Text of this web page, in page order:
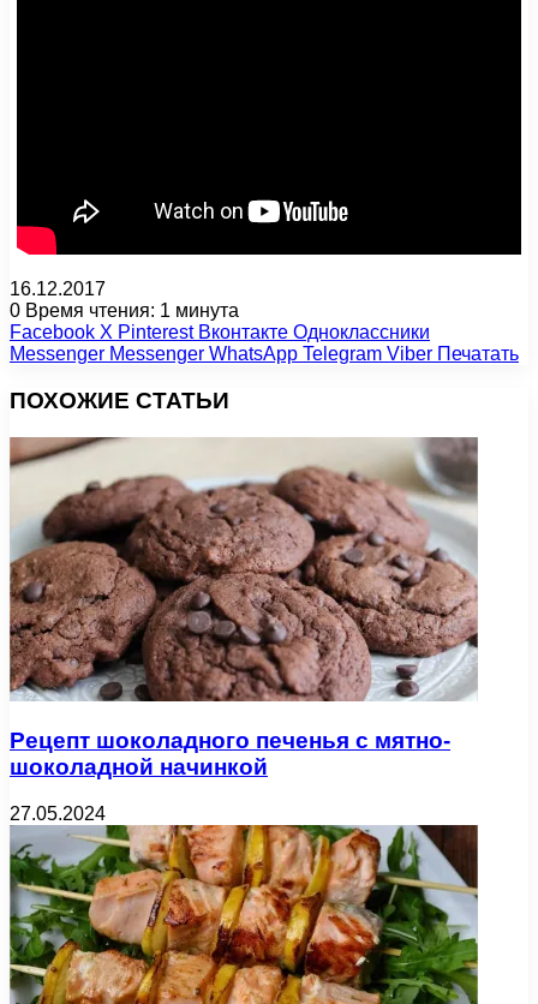
16.12.2017
0 Время чтения: 1 минута
Facebook X Pinterest Вконтакте Одноклассники
Messenger Messenger WhatsApp Telegram Viber Печатать
ПОХОЖИЕ СТАТЬИ
Рецепт шоколадного печенья с мятно-
шоколадной начинкой
27.05.2024